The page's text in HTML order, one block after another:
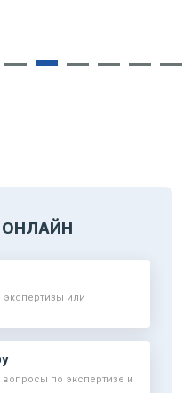
экспертизы или
по экспертизе и